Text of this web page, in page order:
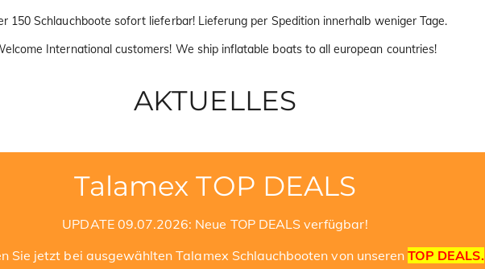
150 Schlauchboote sofort lieferbar! Lieferung per Spedition innerhalb weniger Tage.
International customers! We ship inflatable boats to all european countries!
AKTUELLES
Talamex TOP DEALS
UPDATE 09.07.2026: Neue TOP DEALS verfügbar!
Sie jetzt bei ausgewählten Talamex Schlauchbooten von unserenTOP DEALS.